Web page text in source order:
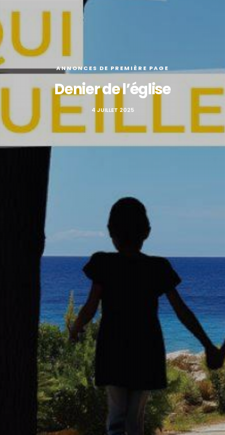
ANNONCES DE PREMIÈRE PAGE
Denier de l’église
4 JUILLET 2025